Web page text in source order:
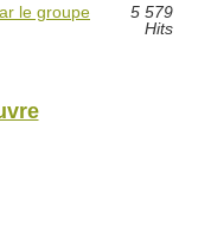
le groupe
5 579
Hits